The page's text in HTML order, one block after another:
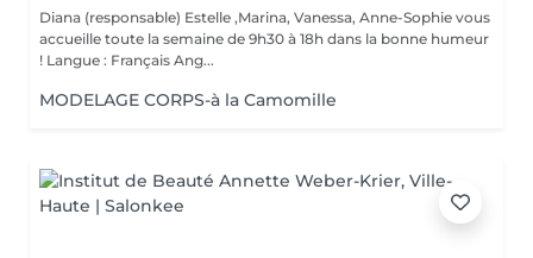
Diana (responsable) Estelle ,Marina, Vanessa, Anne-Sophie vous
accueille toute la semaine de 9h30 à 18h dans la bonne humeur
! Langue : Français Ang...
MODELAGE CORPS-à la Camomille